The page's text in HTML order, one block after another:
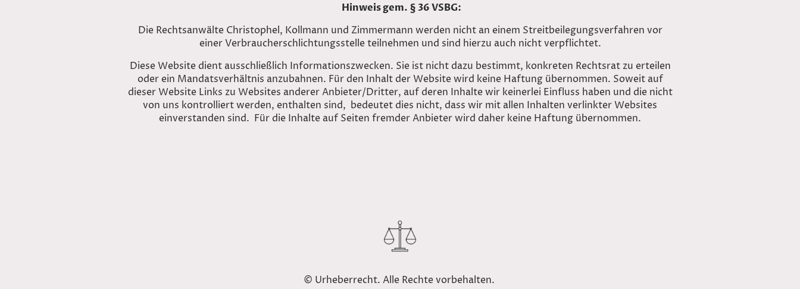
Hinweis gem. § 36 VSBG:
Die Rechtsanwälte Christophel, Kollmann und Zimmermann werden nicht an einem Streitbeilegungsverfahren vor
einer Verbraucherschlichtungsstelle teilnehmen und sind hierzu auch nicht verpflichtet.
Diese Website dient ausschließlich Informationszwecken. Sie ist nicht dazu bestimmt, konkreten Rechtsrat zu erteilen
oder ein Mandatsverhältnis anzubahnen. Für den Inhalt der Website wird keine Haftung übernommen. Soweit auf
dieser Website Links zu Websites anderer Anbieter/Dritter, auf deren Inhalte wir keinerlei Einfluss haben und die nicht
von uns kontrolliert werden, enthalten sind, bedeutet dies nicht, dass wir mit allen Inhalten verlinkter Websites
einverstanden sind. Für die Inhalte auf Seiten fremder Anbieter wird daher keine Haftung übernommen.
© Urheberrecht. Alle Rechte vorbehalten.